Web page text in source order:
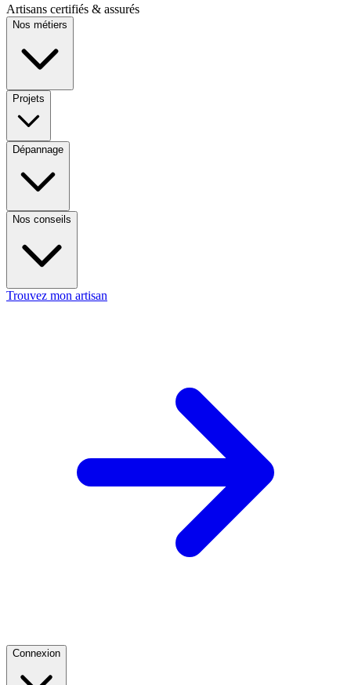
Artisans certifiés & assurés
Nos métiers
Projets
Dépannage
Nos conseils
Trouvez mon artisan
Connexion